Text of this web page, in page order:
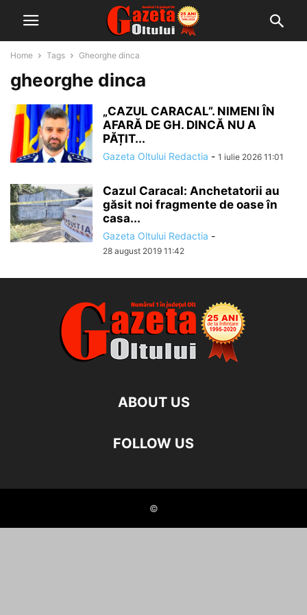
Home Tags Gheorghe dinca
gheorghe dinca
„CAZUL CARACAL”. NIMENI ÎN
AFARĂ DE GH. DINCĂ NU A
PĂȚIT...
Gazeta Oltului Redactia - 1 iulie 2026 11:01
Cazul Caracal: Anchetatorii au
găsit noi fragmente de oase în
casa...
Gazeta Oltului Redactia -
28 august 2019 11:42
ABOUT US
FOLLOW US
©